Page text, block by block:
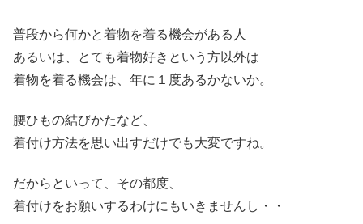
普段から何かと着物を着る機会がある人
あるいは、とても着物好きという方以外は
着物を着る機会は、年に１度あるかないか。
腰ひもの結びかたなど、
着付け方法を思い出すだけでも大変ですね。
だからといって、その都度、
着付けをお願いするわけにもいきませんし・・